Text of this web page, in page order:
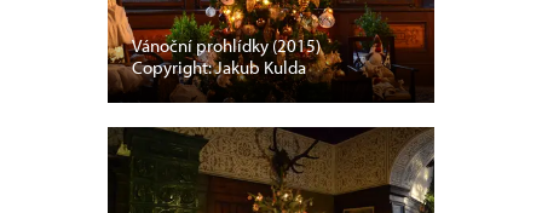
Vánoční prohlídky (2015)
Copyright: Jakub Kulda